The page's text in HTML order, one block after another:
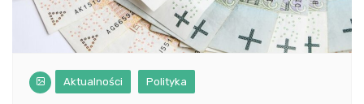
Aktualności Polityka